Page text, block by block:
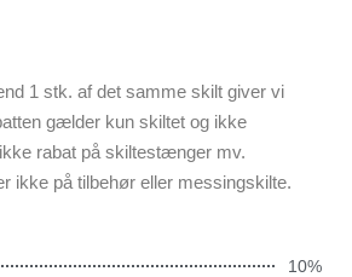
1 stk. af det samme skilt giver vi
gælder kun skiltet og ikke
rabat på skiltestænger mv.
ikke på tilbehør eller messingskilte.
10%